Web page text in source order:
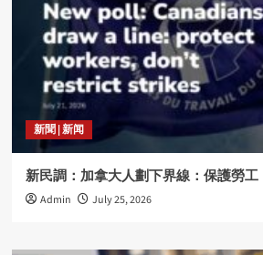
新聞 | 新闻
新民調：加拿大人劃下界線：保護勞
Admin July 25, 2026